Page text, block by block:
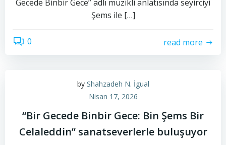
Gecede Binbir Gece” adlı müzikli anlatısında seyirciyi
Şems ile […]
0 read more
by Shahzadeh N. İgual
Nisan 17, 2026
“Bir Gecede Binbir Gece: Bin Şems Bir
Celaleddin” sanatseverlerle buluşuyor